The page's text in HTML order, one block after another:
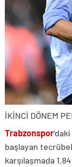
İKİNCİ DÖNEM
Trabzonspor
başlayan
karşılaşmada